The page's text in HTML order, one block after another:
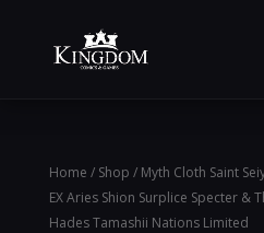
Home / Shop / Myth Cloth Saint
EX Aries Shion Surplice Specter &
Hades Tamashii Nations Limited